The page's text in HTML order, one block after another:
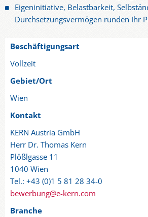
Eigeninitiative, Belastbarkeit,
Durchsetzungsvermögen runden Ihr
Beschäftigungsart
Vollzeit
Gebiet/Ort
Wien
Kontakt
KERN Austria GmbH
Herr Dr. Thomas Kern
Plößlgasse 11
1040 Wien
Tel.: +43 (0)1 5 81 28 34-0
bewerbung@e-kern.com
Branche